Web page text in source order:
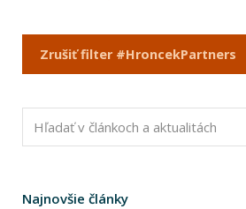
Zrušiť filter #HroncekPartners
Najnovšie články